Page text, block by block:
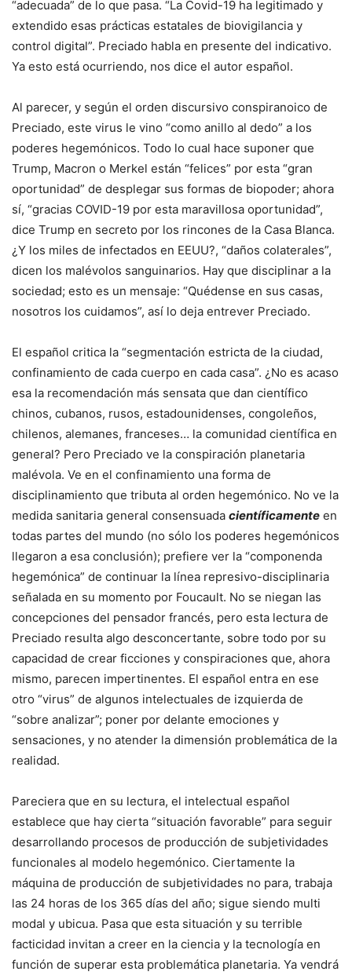
“adecuada” de lo que pasa. “La Covid-19 ha legitimado y
extendido esas prácticas estatales de biovigilancia y
control digital”. Preciado habla en presente del indicativo.
Ya esto está ocurriendo, nos dice el autor español.
Al parecer, y según el orden discursivo conspiranoico de
Preciado, este virus le vino “como anillo al dedo” a los
poderes hegemónicos. Todo lo cual hace suponer que
Trump, Macron o Merkel están “felices” por esta “gran
oportunidad” de desplegar sus formas de biopoder; ahora
sí, “gracias COVID-19 por esta maravillosa oportunidad”,
dice Trump en secreto por los rincones de la Casa Blanca.
¿Y los miles de infectados en EEUU?, “daños colaterales”,
dicen los malévolos sanguinarios. Hay que disciplinar a la
sociedad; esto es un mensaje: “Quédense en sus casas,
nosotros los cuidamos”, así lo deja entrever Preciado.
El español critica la “segmentación estricta de la ciudad,
confinamiento de cada cuerpo en cada casa”. ¿No es acaso
esa la recomendación más sensata que dan científico
chinos, cubanos, rusos, estadounidenses, congoleños,
chilenos, alemanes, franceses… la comunidad científica en
general? Pero Preciado ve la conspiración planetaria
malévola. Ve en el confinamiento una forma de
disciplinamiento que tributa al orden hegemónico. No ve la
medida sanitaria general consensuada científicamente en
todas partes del mundo (no sólo los poderes hegemónicos
llegaron a esa conclusión); prefiere ver la “componenda
hegemónica” de continuar la línea represivo-disciplinaria
señalada en su momento por Foucault. No se niegan las
concepciones del pensador francés, pero esta lectura de
Preciado resulta algo desconcertante, sobre todo por su
capacidad de crear ficciones y conspiraciones que, ahora
mismo, parecen impertinentes. El español entra en ese
otro “virus” de algunos intelectuales de izquierda de
“sobre analizar”; poner por delante emociones y
sensaciones, y no atender la dimensión problemática de la
realidad.
Pareciera que en su lectura, el intelectual español
establece que hay cierta “situación favorable” para seguir
desarrollando procesos de producción de subjetividades
funcionales al modelo hegemónico. Ciertamente la
máquina de producción de subjetividades no para, trabaja
las 24 horas de los 365 días del año; sigue siendo multi
modal y ubicua. Pasa que esta situación y su terrible
facticidad invitan a creer en la ciencia y la tecnología en
función de superar esta problemática planetaria. Ya vendrá